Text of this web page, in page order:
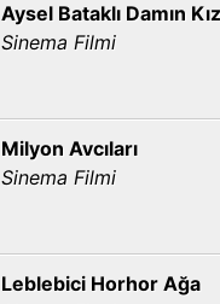
Aysel Bataklı Damın
Sinema Filmi
Milyon Avcıları
Sinema Filmi
Leblebici Horhor Ağa